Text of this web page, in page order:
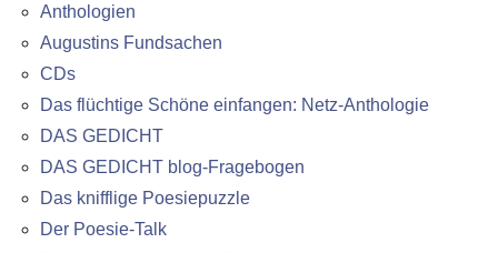
Anthologien
Augustins Fundsachen
CDs
Das flüchtige Schöne einfangen: Netz-Anthologie
DAS GEDICHT
DAS GEDICHT blog-Fragebogen
Das knifflige Poesiepuzzle
Der Poesie-Talk